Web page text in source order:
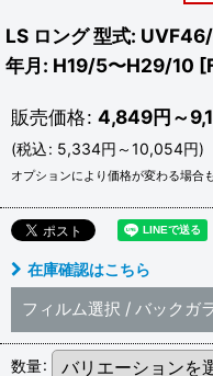
LS ロング 型式:
年月: H19/5〜H29/10 [
販売価格: 4,849円～
(税込: 5,334円 ～10,054円)
オプションにより価格が変わる場合
在庫確認はこちら
フィルム選択 / バックガ
数量: